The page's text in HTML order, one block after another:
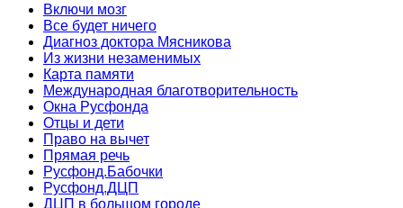
Включи мозг
Все будет ничего
Диагноз доктора Мясникова
Из жизни незаменимых
Карта памяти
Международная благотворительность
Окна Русфонда
Отцы и дети
Право на вычет
Прямая речь
Русфонд.Бабочки
Русфонд.ДЦП
ДЦП в большом городе